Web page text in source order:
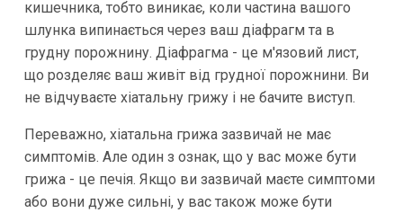
кишечника, тобто виникає, коли частина вашого
шлунка випинається через ваш діафрагм та в
грудну порожнину. Діафрагма - це м'язовий лист,
що розделяє ваш живіт від грудної порожнини. Ви
не відчуваєте хіатальну грижу і не бачите виступ.
Переважно, хіатальна грижа зазвичай не має
симптомів. Але один з ознак, що у вас може бути
грижа - це печія. Якщо ви зазвичай маєте симптоми
або вони дуже сильні, у вас також може бути